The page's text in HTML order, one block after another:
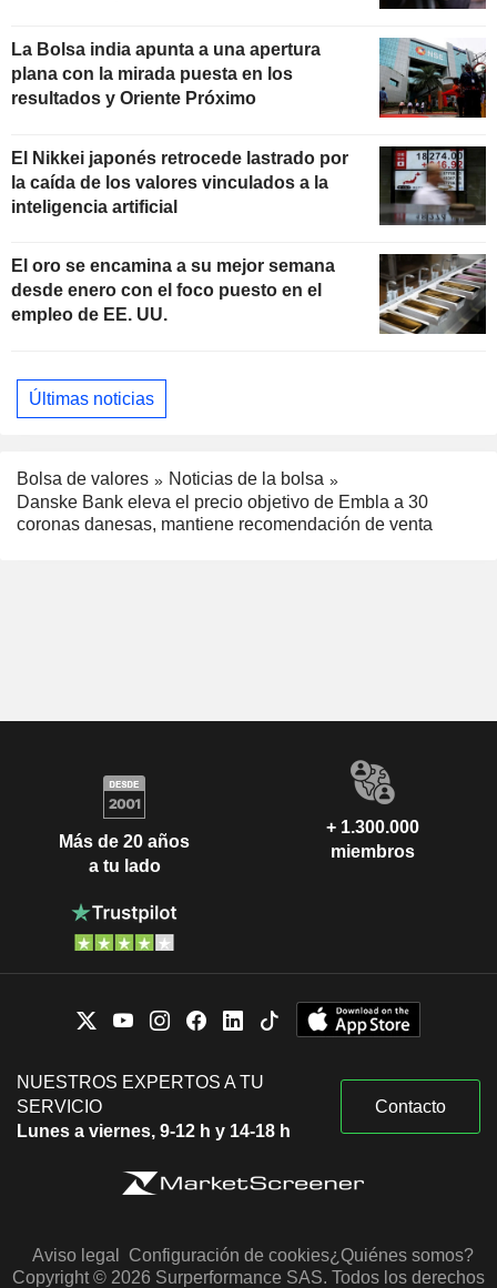
La Bolsa india apunta a una apertura
plana con la mirada puesta en los
resultados y Oriente Próximo
El Nikkei japonés retrocede lastrado por
la caída de los valores vinculados a la
inteligencia artificial
El oro se encamina a su mejor semana
desde enero con el foco puesto en el
empleo de EE. UU.
Últimas noticias
Bolsa de valores
Noticias de la bolsa
Danske Bank eleva el precio objetivo de Embla a 30
coronas danesas, mantiene recomendación de venta
Más de 20 años
a tu lado
+ 1.300.000
miembros
NUESTROS EXPERTOS A TU
SERVICIO
Lunes a viernes, 9-12 h y 14-18 h
Contacto
Aviso legal Configuración de cookies¿Quiénes somos?
Copyright © 2026 Surperformance SAS. Todos los derechos